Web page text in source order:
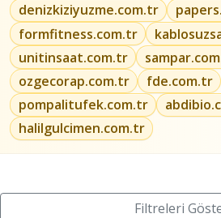
denizkiziyuzme.com.tr
formfitness.com.tr
unitinsaat.com.tr
ozgecorap.com.tr
fde.com.tr
pompalitufek.com.tr
halilgulcimen.com.tr
Filtreleri